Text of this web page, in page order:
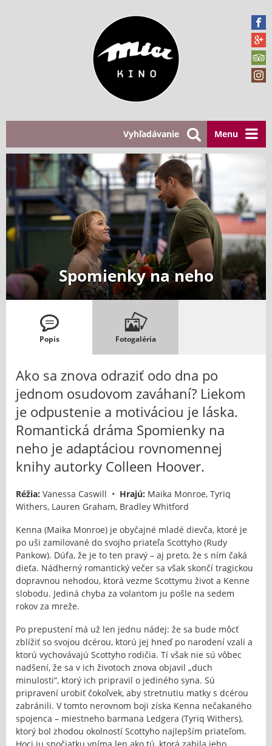
Menu
Vyhľadávanie
Spomienky na neho
Popis Fotogaléria
Ako sa znova odraziť odo dna po
jednom osudovom zaváhaní? Liekom
je odpustenie a motiváciou je láska.
Romantická dráma Spomienky na
neho je adaptáciou rovnomennej
knihy autorky Colleen Hoover.
Réžia: Vanessa Caswill • Hrajú: Maika Monroe, Tyriq
Withers, Lauren Graham, Bradley Whitford
Kenna (Maika Monroe) je obyčajné mladé dievča, ktoré je
po uši zamilované do svojho priateľa Scottyho (Rudy
Pankow). Dúfa, že je to ten pravý – aj preto, že s ním čaká
dieťa. Nádherný romantický večer sa však skončí tragickou
dopravnou nehodou, ktorá vezme Scottymu život a Kenne
slobodu. Jediná chyba za volantom ju pošle na sedem
rokov za mreže.
Po prepustení má už len jednu nádej: že sa bude môcť
zblížiť so svojou dcérou, ktorú jej hneď po narodení vzali a
ktorú vychovávajú Scottyho rodičia. Tí však nie sú vôbec
nadšení, že sa v ich životoch znova objavil „duch
minulosti“, ktorý ich pripravil o jediného syna. Sú
pripravení urobiť čokoľvek, aby stretnutiu matky s dcérou
zabránili. V tomto nerovnom boji získa Kenna nečakaného
spojenca – miestneho barmana Ledgera (Tyriq Withers),
ktorý bol zhodou okolností Scottyho najlepším priateľom.
Hoci ju spočiatku vníma len ako tú, ktorá zabila jeho